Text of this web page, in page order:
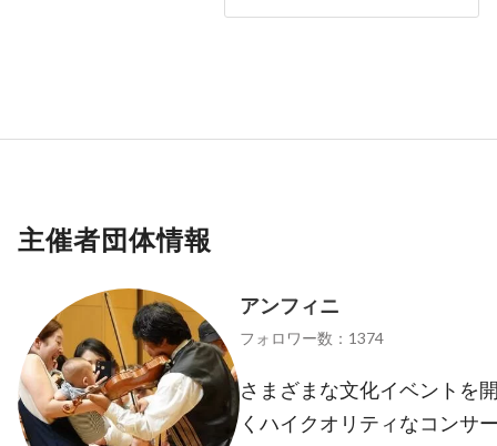
主催者団体情報
アンフィニ
フォロワー数：1374
さまざまな文化イベントを
くハイクオリティなコンサ